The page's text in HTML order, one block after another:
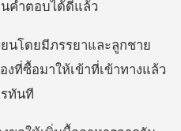
าย
งที่ซื้อมาให้เข้